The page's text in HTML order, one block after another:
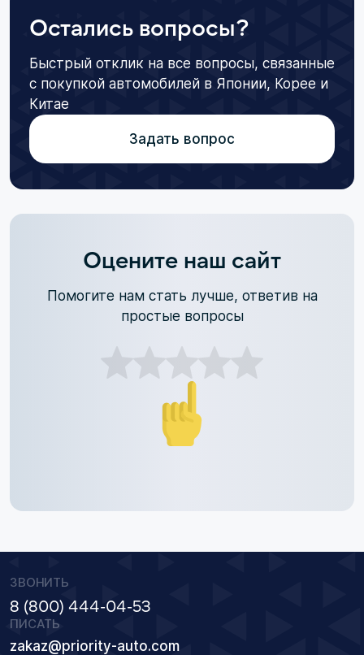
Остались вопросы?
Быстрый отклик на все вопросы, связанные
с покупкой автомобилей в Японии, Корее и
Китае
Задать вопрос
Оцените наш сайт
Помогите нам стать лучше, ответив на
простые вопросы
ЗВОНИТЬ
8 (800) 444-04-53
ПИСАТЬ
zakaz@priority-auto.com